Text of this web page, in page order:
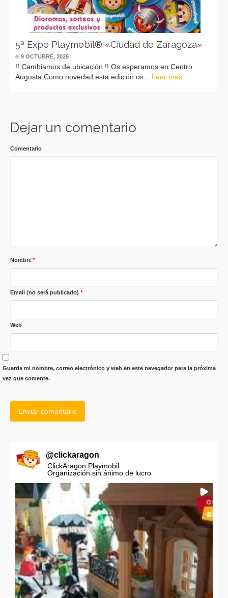
5ª Expo Playmobil® «Ciudad de Zaragoza»
el 9 OCTUBRE, 2025
!! Cambiamos de ubicación !! Os esperamos en Centro
Augusta Como novedad esta edición os... Leer más
Dejar un comentario
Comentario
Nombre *
Email (no será publicado) *
Web
Guarda mi nombre, correo electrónico y web en este navegador para la próxima
vez que comente.
@clickaragon
ClickAragon Playmobil
Organización sin ánimo de lucro